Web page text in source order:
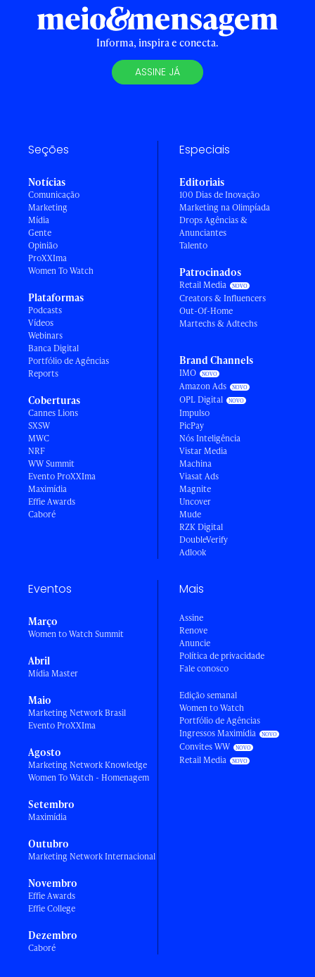
Informa, inspira e conecta.
ASSINE JÁ
Seções
Notícias
Comunicação
Marketing
Mídia
Gente
Opinião
ProXXIma
Women To Watch
Plataformas
Podcasts
Vídeos
Webinars
Banca Digital
Portfólio de Agências
Reports
Coberturas
Cannes Lions
SXSW
MWC
NRF
WW Summit
Evento ProXXIma
Maximídia
Effie Awards
Caboré
Especiais
Editoriais
100 Dias de Inovação
Marketing na Olimpíada
Drops Agências &
Anunciantes
Talento
Patrocinados
Retail Media
Creators & Influencers
Out-Of-Home
Martechs & Adtechs
Brand Channels
IMO
Amazon Ads
OPL Digital
Impulso
PicPay
Nós Inteligência
Vistar Media
Machina
Viasat Ads
Magnite
Uncover
Mude
RZK Digital
DoubleVerify
Adlook
Eventos
Março
Women to Watch Summit
Abril
Mídia Master
Maio
Marketing Network Brasil
Evento ProXXIma
Agosto
Marketing Network Knowledge
Women To Watch - Homenagem
Setembro
Maximídia
Outubro
Marketing Network Internacional
Novembro
Effie Awards
Effie College
Dezembro
Caboré
Mais
Assine
Renove
Anuncie
Política de privacidade
Fale conosco
Edição semanal
Women to Watch
Portfólio de Agências
Ingressos Maximídia
Convites WW
Retail Media